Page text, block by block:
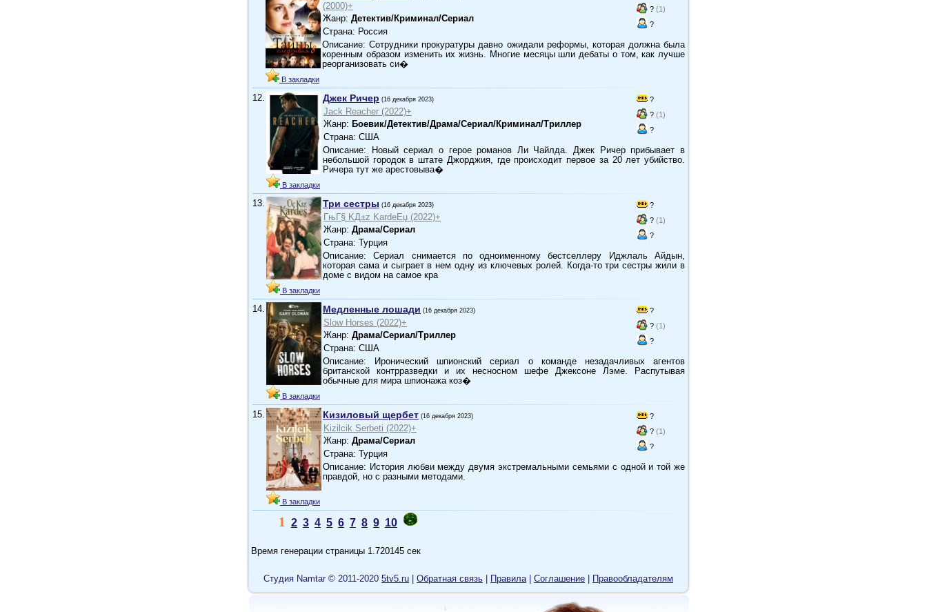
В закладки
? (1)
?
(2000)+
Жанр: Детектив/Криминал/Сериал
Страна: Россия
Описание: Сотрудники прокуратуры давно ожидали реформы, которая должна была
коренным образом изменить их жизнь. Многие месяцы шли дебаты о том, как лучше
реорганизовать си�
12.
В закладки
?
? (1)
?
Джек Ричер (16 декабря 2023)
Jack Reacher (2022)+
Жанр: Боевик/Детектив/Драма/Сериал/Криминал/Триллер
Страна: США
Описание: Новый сериал о герое романов Ли Чайлда. Джек Ричер прибывает в
небольшой городок в штате Джорджия, где происходит первое за 20 лет убийство.
Ричера тут же арестовыва�
13.
В закладки
?
? (1)
?
Три сестры (16 декабря 2023)
ГњГ§ KД±z KardeЕџ (2022)+
Жанр: Драма/Сериал
Страна: Турция
Описание: Сериал снимается по одноименному бестселлеру Иджлаль Айдын,
которая сама и сыграет в нем одну из ключевых ролей. Когда-то три сестры жили в
доме с видом на самое кра
14.
В закладки
?
? (1)
?
Медленные лошади (16 декабря 2023)
Slow Horses (2022)+
Жанр: Драма/Сериал/Триллер
Страна: США
Описание: Иронический шпионский сериал о команде незадачливых агентов
британской контрразведки и их несносном шефе Джексоне Лэме. Распутывая
обычные для мира шпионажа коз�
15.
В закладки
?
? (1)
?
Кизиловый щербет (16 декабря 2023)
Kizilcik Serbeti (2022)+
Жанр: Драма/Сериал
Страна: Турция
Описание: История любви между двумя экстремальными семьями с одной и той же
правдой, но с разными методами.
1 2 3 4 5 6 7 8 9 10
Время генерации страницы 1.720145 сек
Cтудия Namtar © 2011-2020 5tv5.ru Обратная связь Правила| Cоглашение Правообладателям